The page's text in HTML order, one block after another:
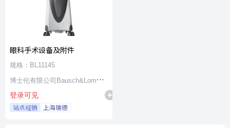
眼科手术设备及附件
规格：BL11145
博士伦有限公司Bausch&Lomb
Incorporated
登录可见
站点经销 上海瑞德